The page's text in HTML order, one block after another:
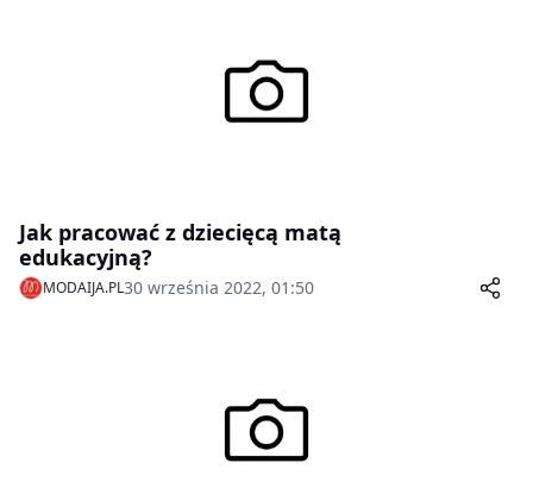
Jak pracować z dziecięcą matą
edukacyjną?
MODAIJA.PL30 września 2022, 01:50